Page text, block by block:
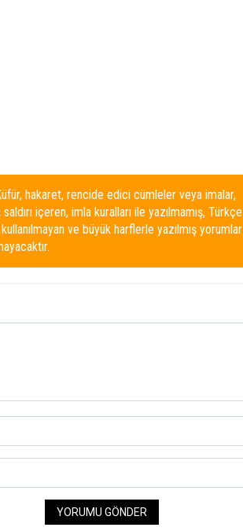
hakaret, rencide edici cümleler veya imalar,
içeren, imla kuralları ile yazılmamış, Türkçe
ve büyük harflerle yazılmış yorumlar
YORUMU GÖNDER